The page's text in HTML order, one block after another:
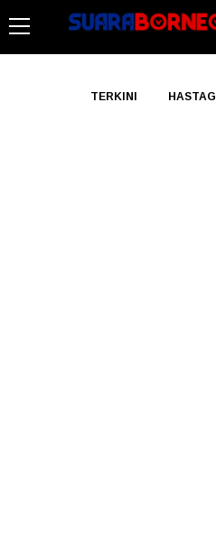
TERKINI HASTAG